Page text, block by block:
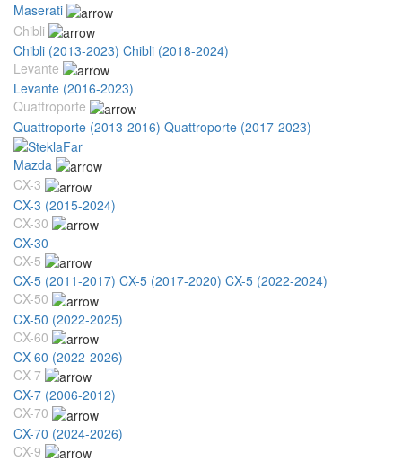
Maserati
Chibli
Chibli (2013-2023) Chibli (2018-2024)
Levante
Levante (2016-2023)
Quattroporte
Quattroporte (2013-2016) Quattroporte (2017-2023)
Mazda
CX-3
CX-3 (2015-2024)
CX-30
CX-30
CX-5
CX-5 (2011-2017) CX-5 (2017-2020) CX-5 (2022-2024)
CX-50
CX-50 (2022-2025)
CX-60
CX-60 (2022-2026)
CX-7
CX-7 (2006-2012)
CX-70
CX-70 (2024-2026)
CX-9